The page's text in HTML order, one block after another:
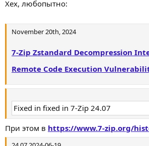
Хех, любопытно:
November 20th, 2024
7-Zip Zstandard Decompression
Remote Code Execution
Fixed in fixed in 7-Zip 24.07
При этом в https://www.7-zip.org/